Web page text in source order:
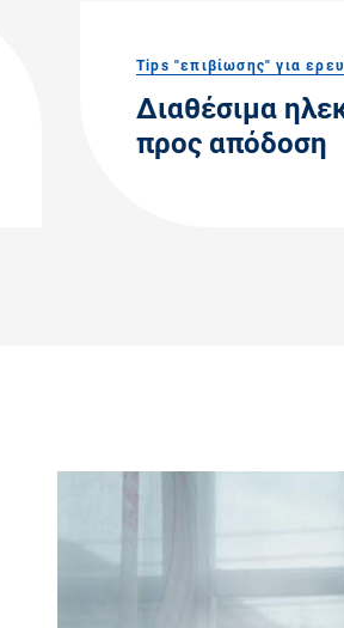
Tips "επιβίωσης" για
Διαθέσιμα
προς απόδοση